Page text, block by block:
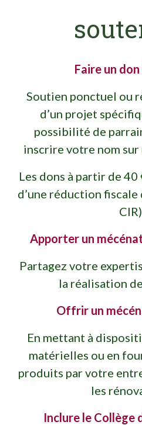
Faire un
Soutien ponctuel ou
d’un projet
possibilité de
inscrire votre nom sur
Les dons à partir de
d’une réduction
Apporter un
Partagez votre
la réalisation
Offrir un
En mettant à
matérielles ou en
produits par votre
les
Inclure le Collège